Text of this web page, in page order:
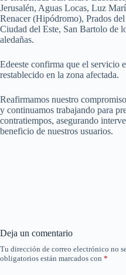
Jerusalén, Aguas Locas, Luz
Renacer (Hipódromo), Prados
Ciudad del Este, San Bartolo de
aledañas.
Edeeste confirma que el servicio
restablecido en la zona afectada.
Reafirmamos nuestro
y continuamos trabajando para
contratiempos, asegurando
beneficio de nuestros usuarios.
Deja un comentario
Tu dirección de correo electrónico no
obligatorios están marcados con *